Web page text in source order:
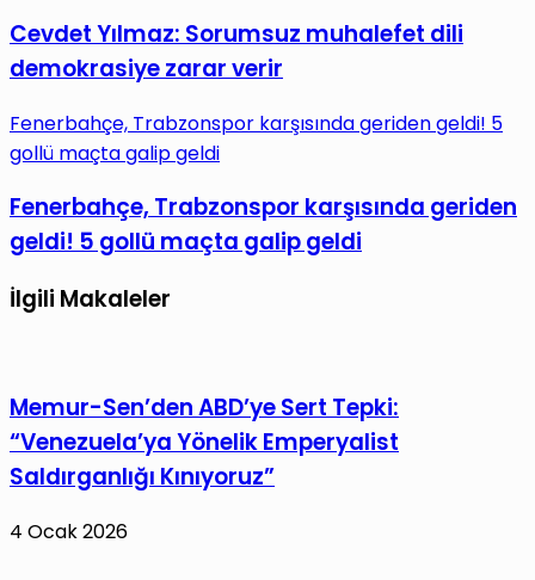
Cevdet Yılmaz: Sorumsuz muhalefet dili
demokrasiye zarar verir
Fenerbahçe, Trabzonspor karşısında geriden geldi! 5
gollü maçta galip geldi
Fenerbahçe, Trabzonspor karşısında geriden
geldi! 5 gollü maçta galip geldi
İlgili Makaleler
Memur-Sen’den ABD’ye Sert Tepki:
“Venezuela’ya Yönelik Emperyalist
Saldırganlığı Kınıyoruz”
4 Ocak 2026